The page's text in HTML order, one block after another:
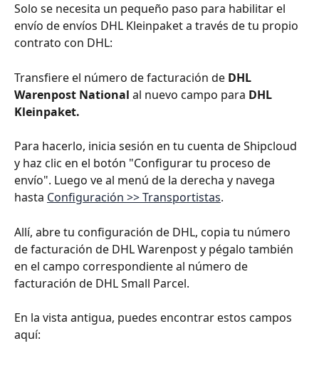
Solo se necesita un pequeño paso para habilitar el
envío de envíos DHL Kleinpaket a través de tu propio
contrato con DHL:
Transfiere el número de facturación de DHL
Warenpost National al nuevo campo para DHL
Kleinpaket.
Para hacerlo, inicia sesión en tu cuenta de Shipcloud
y haz clic en el botón "Configurar tu proceso de
envío". Luego ve al menú de la derecha y navega
hasta Configuración >> Transportistas.
Allí, abre tu configuración de DHL, copia tu número
de facturación de DHL Warenpost y pégalo también
en el campo correspondiente al número de
facturación de DHL Small Parcel.
En la vista antigua, puedes encontrar estos campos
aquí: